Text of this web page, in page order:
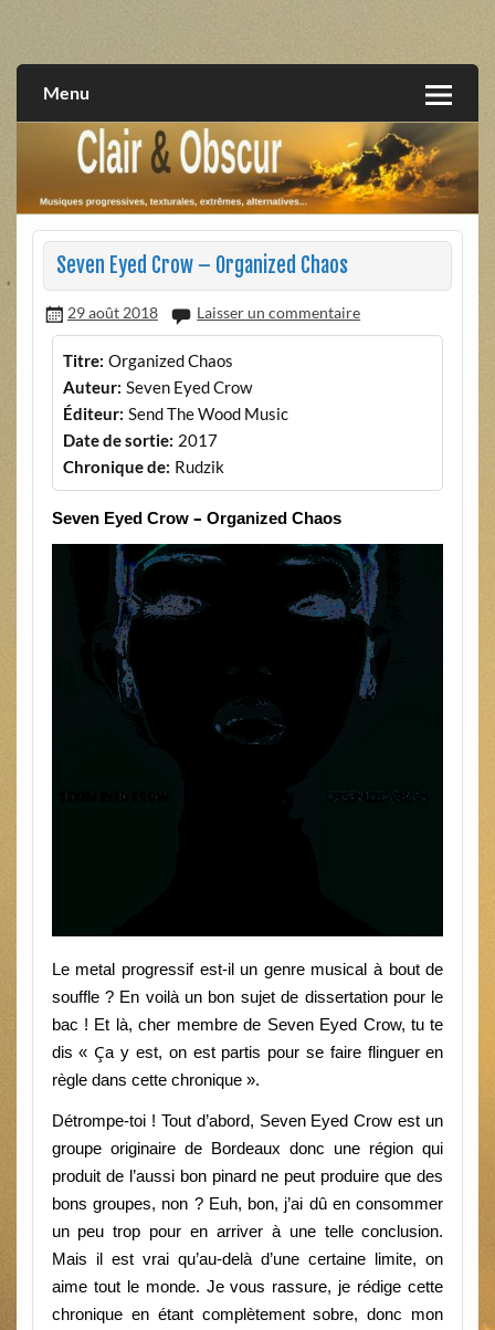
extrêmes, alternatives, texturales
Menu
Seven Eyed Crow – Organized Chaos
29 août 2018 Laisser un commentaire
Titre: Organized Chaos
Auteur: Seven Eyed Crow
Éditeur: Send The Wood Music
Date de sortie: 2017
Chronique de: Rudzik
Seven Eyed Crow – Organized Chaos
Le metal progressif est-il un genre musical à bout de
souffle ? En voilà un bon sujet de dissertation pour le
bac ! Et là, cher membre de Seven Eyed Crow, tu te
dis « Ça y est, on est partis pour se faire flinguer en
règle dans cette chronique ».
Détrompe-toi ! Tout d’abord, Seven Eyed Crow est un
groupe originaire de Bordeaux donc une région qui
produit de l’aussi bon pinard ne peut produire que des
bons groupes, non ? Euh, bon, j’ai dû en consommer
un peu trop pour en arriver à une telle conclusion.
Mais il est vrai qu’au-delà d’une certaine limite, on
aime tout le monde. Je vous rassure, je rédige cette
chronique en étant complètement sobre, donc mon